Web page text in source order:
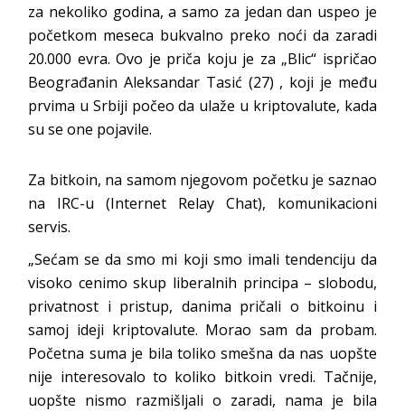
za nekoliko godina, a samo za jedan dan uspeo je
početkom meseca bukvalno preko noći da zaradi
20.000 evra. Ovo je priča koju je za „Blic“ ispričao
Beograđanin Aleksandar Tasić (27) , koji je među
prvima u Srbiji počeo da ulaže u kriptovalute, kada
su se one pojavile.
Za bitkoin, na samom njegovom početku je saznao
na IRC-u (Internet Relay Chat), komunikacioni
servis.
„Sećam se da smo mi koji smo imali tendenciju da
visoko cenimo skup liberalnih principa – slobodu,
privatnost i pristup, danima pričali o bitkoinu i
samoj ideji kriptovalute. Morao sam da probam.
Početna suma je bila toliko smešna da nas uopšte
nije interesovalo to koliko bitkoin vredi. Tačnije,
uopšte nismo razmišljali o zaradi, nama je bila